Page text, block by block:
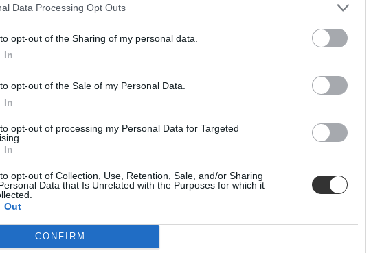
Data Processing Opt Outs
opt-out of the Sharing of my personal data.
In
opt-out of the Sale of my Personal Data.
In
opt-out of processing my Personal Data for Targeted
In
opt-out of Collection, Use, Retention, Sale, and/or Sharing
Data that Is Unrelated with the Purposes for which it
Out
CONFIRM